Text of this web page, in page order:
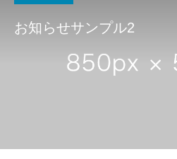
お知らせサンプル2